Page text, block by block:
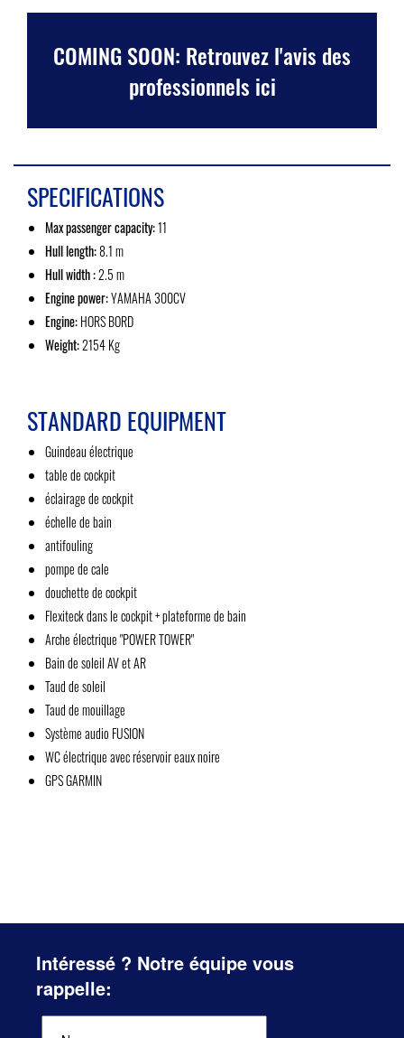
COMING SOON: Retrouvez l'avis des
professionnels ici
SPECIFICATIONS
Max passenger capacity:11
Hull length:8.1 m
Hull width :2.5 m
Engine power:YAMAHA 300CV
Engine:HORS BORD
Weight:2154 Kg
STANDARD EQUIPMENT
Guindeau électrique
table de cockpit
éclairage de cockpit
échelle de bain
antifouling
pompe de cale
douchette de cockpit
Flexiteck dans le cockpit + plateforme de bain
Arche électrique "POWER TOWER"
Bain de soleil AV et AR
Taud de soleil
Taud de mouillage
Système audio FUSION
WC électrique avec réservoir eaux noire
GPS GARMIN
Intéressé ? Notre équipe vous
rappelle: